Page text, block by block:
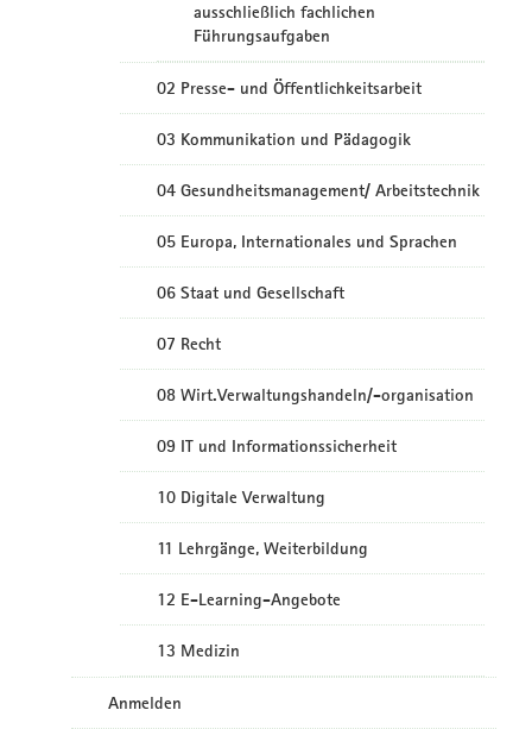
ausschließlich fachlichen
Führungsaufgaben
02 Presse- und Öffentlichkeitsarbeit
03 Kommunikation und Pädagogik
04 Gesundheitsmanagement/ Arbeitstechnik
05 Europa, Internationales und Sprachen
06 Staat und Gesellschaft
07 Recht
08 Wirt.Verwaltungshandeln/-organisation
09 IT und Informationssicherheit
10 Digitale Verwaltung
11 Lehrgänge, Weiterbildung
12 E-Learning-Angebote
13 Medizin
Anmelden